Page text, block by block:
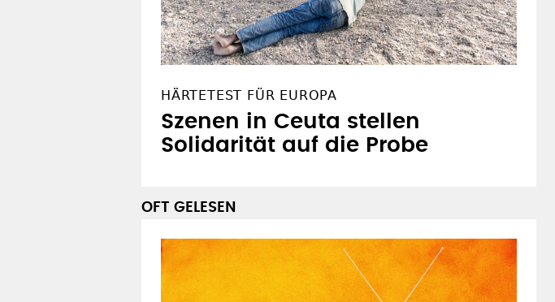
HÄRTETEST FÜR EUROPA
Szenen in Ceuta stellen
Solidarität auf die Probe
OFT GELESEN